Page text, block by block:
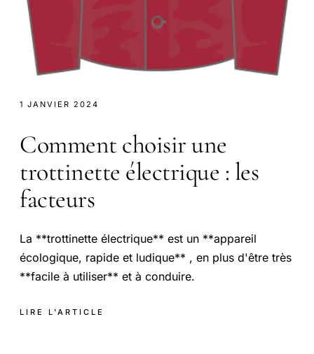
1 JANVIER 2024
Comment choisir une
trottinette électrique : les
facteurs
La **trottinette électrique** est un **appareil
écologique, rapide et ludique** , en plus d'être très
**facile à utiliser** et à conduire.
LIRE L'ARTICLE